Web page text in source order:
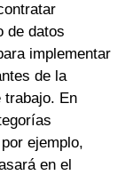
de datos
implementar
de la
trabajo. En
ejemplo,
en el